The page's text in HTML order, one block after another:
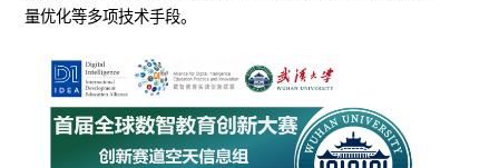
量优化等多项技术手段。